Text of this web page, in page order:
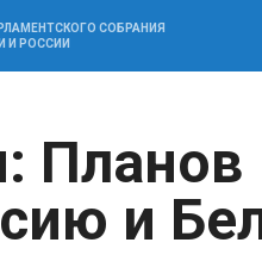
СОБРАНИЯ
И РОССИИ
Планов
и